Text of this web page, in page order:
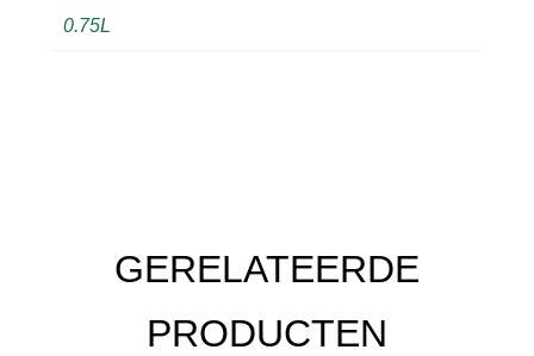
0.75L
GERELATEERDE
PRODUCTEN